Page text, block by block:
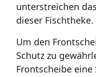
unterstreichen
dieser Fischtheke.
Um den
Schutz zu
Frontscheibe